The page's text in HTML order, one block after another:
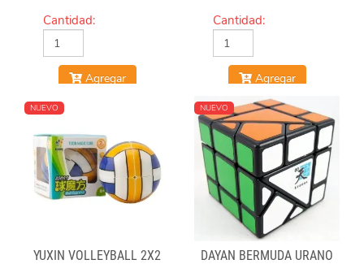
Cantidad:
Agregar
Cantidad:
Agregar
NUEVO
YUXIN VOLLEYBALL 2X2
NUEVO
DAYAN BERMUDA URANO